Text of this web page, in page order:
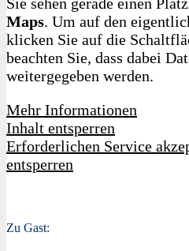
Maps. Um auf den
klicken Sie auf die
beachten Sie, dass dabei
weitergegeben werden.
Mehr Informationen
Inhalt entsperren
Erforderlichen Service
entsperren
Zu Gast: